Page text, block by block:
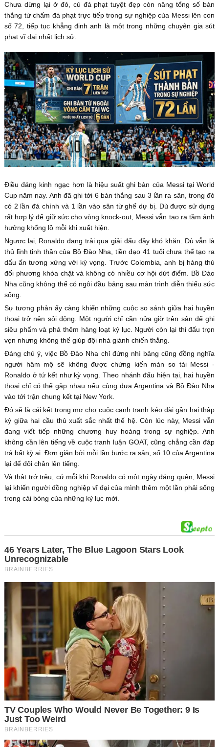
Chưa dừng lại ở đó, cú đá phạt tuyệt đẹp còn nâng tổng số bàn
thắng từ chấm đá phạt trực tiếp trong sự nghiệp của Messi lên con
số 72, tiếp tục khẳng định anh là một trong những chuyên gia sút
phạt vĩ đại nhất lịch sử.
Điều đáng kinh ngạc hơn là hiệu suất ghi bàn của Messi tại World
Cup năm nay. Anh đã ghi tới 6 bàn thắng sau 3 lần ra sân, trong đó
có 2 lần đá chính và 1 lần vào sân từ ghế dự bị. Dù được sử dụng
rất hợp lý để giữ sức cho vòng knock-out, Messi vẫn tạo ra tầm ảnh
hưởng khổng lồ mỗi khi xuất hiện.
Ngược lại, Ronaldo đang trải qua giải đấu đầy khó khăn. Dù vẫn là
thủ lĩnh tinh thần của Bồ Đào Nha, tiền đạo 41 tuổi chưa thể tạo ra
dấu ấn tương xứng với kỳ vọng. Trước Colombia, anh bị hàng thủ
đối phương khóa chặt và không có nhiều cơ hội dứt điểm. Bồ Đào
Nha cũng không thể có ngôi đầu bảng sau màn trình diễn thiếu sức
sống.
Sự tương phản ấy càng khiến những cuộc so sánh giữa hai huyền
thoại trở nên sôi động. Một người chỉ cần nửa giờ trên sân để ghi
siêu phẩm và phá thêm hàng loạt kỷ lục. Người còn lại thi đấu trọn
vẹn nhưng không thể giúp đội nhà giành chiến thắng.
Đáng chú ý, việc Bồ Đào Nha chỉ đứng nhì bảng cũng đồng nghĩa
người hâm mộ sẽ không được chứng kiến màn so tài Messi -
Ronaldo ở tứ kết như kỳ vọng. Theo nhánh đấu hiện tại, hai huyền
thoại chỉ có thể gặp nhau nếu cùng đưa Argentina và Bồ Đào Nha
vào tới trận chung kết tại New York.
Đó sẽ là cái kết trong mơ cho cuộc cạnh tranh kéo dài gần hai thập
kỷ giữa hai cầu thủ xuất sắc nhất thế hệ. Còn lúc này, Messi vẫn
đang viết tiếp những chương huy hoàng trong sự nghiệp. Anh
không cần lên tiếng về cuộc tranh luận GOAT, cũng chẳng cần đáp
trả bất kỳ ai. Đơn giản bởi mỗi lần bước ra sân, số 10 của Argentina
lại để đôi chân lên tiếng.
Và thật trớ trêu, cứ mỗi khi Ronaldo có một ngày đáng quên, Messi
lại khiến người đồng nghiệp vĩ đại của mình thêm một lần phải sống
trong cái bóng của những kỷ lục mới.